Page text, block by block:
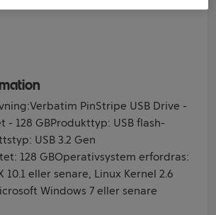
PinStripe USB Drive -
- 128 GBProdukttyp: USB flash-
USB 3.2 Gen
128 GBOperativsystem erfordras:
10.1 eller senare, Linux Kernel 2.6
Windows 7 eller senare